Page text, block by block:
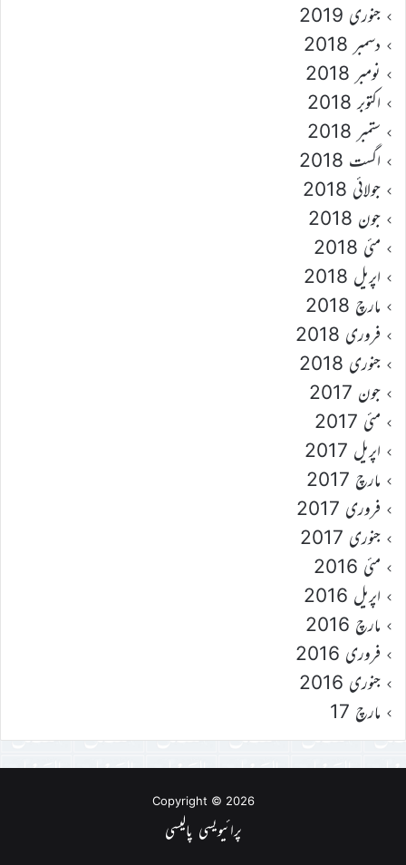
جنوری 2019
دسمبر 2018
نومبر 2018
اکتوبر 2018
ستمبر 2018
اگست 2018
جولائی 2018
جون 2018
مئی 2018
اپریل 2018
مارچ 2018
فروری 2018
جنوری 2018
جون 2017
مئی 2017
اپریل 2017
مارچ 2017
فروری 2017
جنوری 2017
مئی 2016
اپریل 2016
مارچ 2016
فروری 2016
جنوری 2016
مارچ 17
Copyright © 2026
پرائیویسی پالیسی